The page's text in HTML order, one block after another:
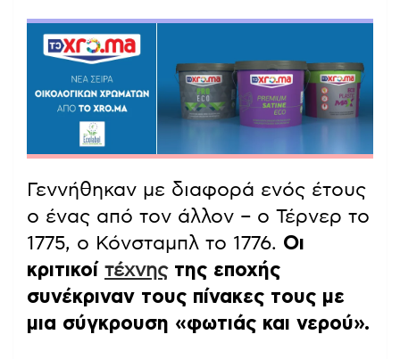
Γεννήθηκαν με διαφορά ενός έτους
ο ένας από τον άλλον – ο Τέρνερ το
1775, ο Κόνσταμπλ το 1776. Οι
κριτικοί τέχνηςτης εποχής
συνέκριναν τους πίνακες τους με
μια σύγκρουση «φωτιάς και νερού».